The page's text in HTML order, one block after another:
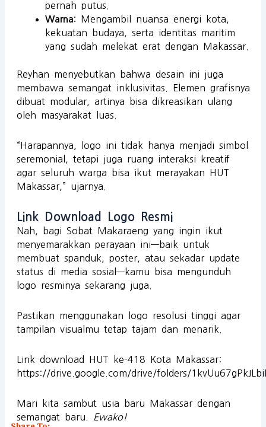
pernah putus.
Warna: Mengambil nuansa energi kota,
kekuatan budaya, serta identitas maritim
yang sudah melekat erat dengan Makassar.
Reyhan menyebutkan bahwa desain ini juga
membawa semangat inklusivitas. Elemen grafisnya
dibuat modular, artinya bisa dikreasikan ulang
oleh masyarakat luas.
“Harapannya, logo ini tidak hanya menjadi simbol
seremonial, tetapi juga ruang interaksi kreatif
agar seluruh warga bisa ikut merayakan HUT
Makassar,” ujarnya.
Link Download Logo Resmi
Nah, bagi Sobat Makaraeng yang ingin ikut
menyemarakkan perayaan ini—baik untuk
membuat spanduk, poster, atau sekadar update
status di media sosial—kamu bisa mengunduh
logo resminya sekarang juga.
Pastikan menggunakan logo resolusi tinggi agar
tampilan visualmu tetap tajam dan menarik.
Link download HUT ke-418 Kota Makassar:
https://drive.google.com/drive/folders/
Mari kita sambut usia baru Makassar dengan
semangat baru.
Ewako!